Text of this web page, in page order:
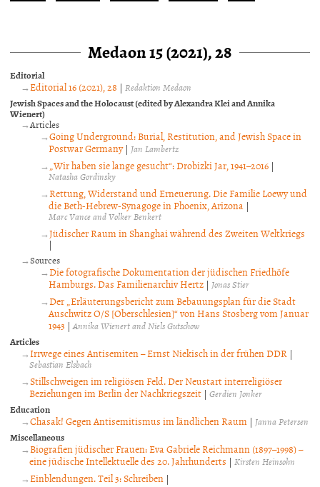
Medaon 15 (2021), 28
Editorial
Editorial 16 (2021), 28 |Redaktion Medaon
Jewish Spaces and the Holocaust (edited by Alexandra Klei and Annika
Wienert)
Articles
Going Underground: Burial, Restitution, and Jewish Space in
Postwar Germany| Jan Lambertz
„Wir haben sie lange gesucht“: Drobizki Jar, 1941–2016 |
Natasha Gordinsky
Rettung, Widerstand und Erneuerung. Die Familie Loewy und
die Beth-Hebrew-Synagoge in Phoenix, Arizona |
Marc Vance and Volker Benkert
Jüdischer Raum in Shanghai während des Zweiten Weltkriegs
|
Sources
Die fotografische Dokumentation der jüdischen Friedhöfe
Hamburgs. Das Familienarchiv Hertz | Jonas Stier
Der „Erläuterungsbericht zum Bebauungsplan für die Stadt
Auschwitz O/S [Oberschlesien]“ von Hans Stosberg vom Januar
1943 |Annika Wienert and Niels Gutschow
Articles
Irrwege eines Antisemiten – Ernst Niekisch in der frühen DDR |
Sebastian Elsbach
Stillschweigen im religiösen Feld. Der Neustart interreligiöser
Beziehungen im Berlin der Nachkriegszeit | Gerdien Jonker
Education
Chasak! Gegen Antisemitismus im ländlichen Raum | Janna Petersen
Miscellaneous
Biografien jüdischer Frauen: Eva Gabriele Reichmann (1897–1998) –
eine jüdische Intellektuelle des 20. Jahrhunderts | Kirsten Heinsohn
Einblendungen. Teil 3: Schreiben |